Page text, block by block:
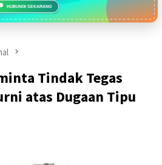
HUBUNGI SEKARANG
Tindak Tegas
atas Dugaan Tipu